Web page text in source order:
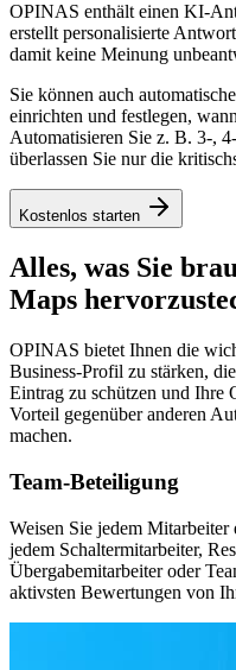
OPINAS enthält einen KI-
erstellt personalisierte
damit keine Meinung
Sie können auch
einrichten und festlegen,
Automatisieren Sie z. B. 3-,
überlassen Sie nur die
Kostenlos starten
Alles, was Sie
Maps
OPINAS bietet Ihnen die
Business-Profil zu stärken,
Eintrag zu schützen und Ihre
Vorteil gegenüber anderen
machen.
Team-Beteiligung
Weisen Sie jedem Mitarbeiter
jedem Schaltermitarbeiter,
Übergabemitarbeiter oder
aktivsten Bewertungen von